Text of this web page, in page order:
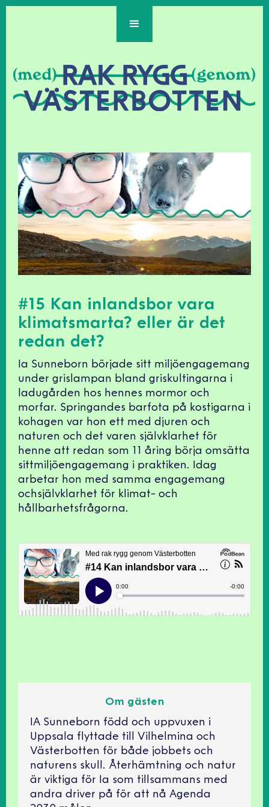
#15 Kan inlandsbor vara
klimatsmarta? eller är det
redan det?
Ia Sunneborn började sitt miljöengagemang
under grislampan bland griskultingarna i
ladugården hos hennes mormor och
morfar. Springandes barfota på kostigarna i
kohagen var hon ett med djuren och
naturen och det varen självklarhet för
henne att redan som 11 åring börja omsätta
sittmiljöengagemang i praktiken. Idag
arbetar hon med samma engagemang
ochsjälvklarhet för klimat- och
hållbarhetsfrågorna.
Om gästen
IA Sunneborn född och uppvuxen i
Uppsala flyttade till Vilhelmina och
Västerbotten för både jobbets och
naturens skull. Återhämtning och natur
är viktiga för Ia som tillsammans med
andra driver på för att nå Agenda